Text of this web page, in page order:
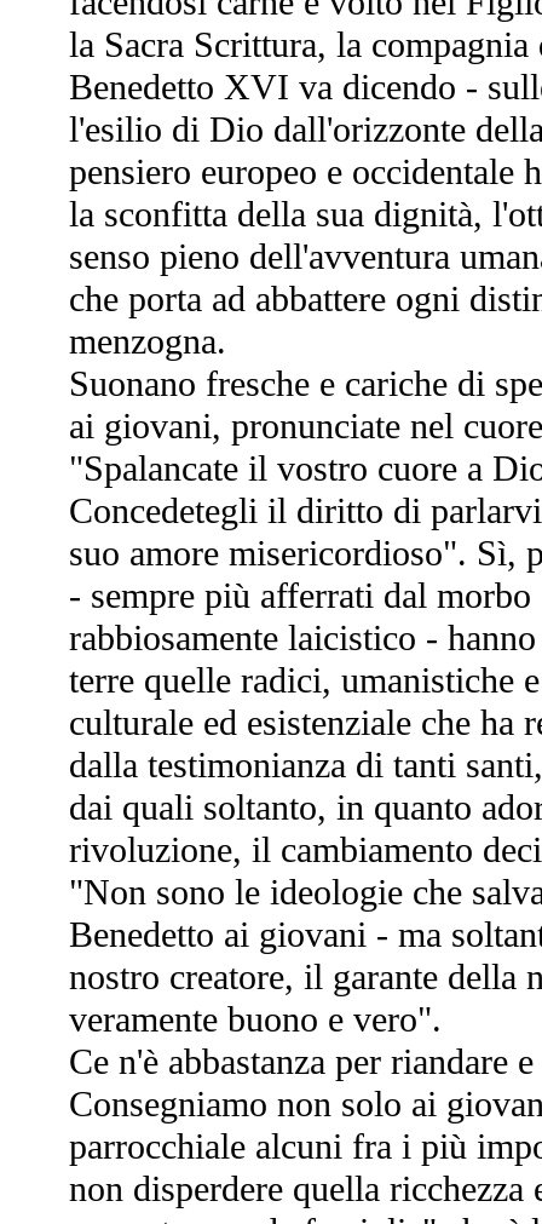
la Sacra Scrittura, la
Benedetto XVI va dicendo -
l'esilio di Dio dall'orizzonte
pensiero europeo e
la sconfitta della sua dignità,
senso pieno dell'avventura
che porta ad abbattere ogni
menzogna.
Suonano fresche e cariche di
ai giovani, pronunciate nel
"Spalancate il vostro cuore a
Concedetegli il diritto di
suo amore misericordioso". Sì,
- sempre più afferrati dal
rabbiosamente laicistico -
terre quelle radici, umanistiche
culturale ed esistenziale che ha
dalla testimonianza di tanti
dai quali soltanto, in quanto
rivoluzione, il cambiamento
"Non sono le ideologie che
Benedetto ai giovani - ma
nostro creatore, il garante della
veramente buono e vero".
Ce n'è abbastanza per riandare
Consegniamo non solo ai
parrocchiale alcuni fra i più
non disperdere quella